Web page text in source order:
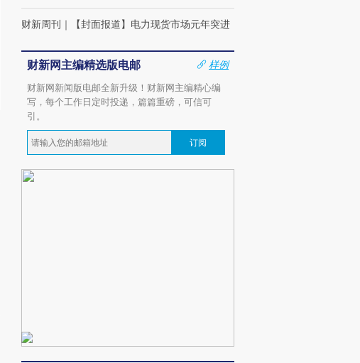
财新周刊 ｜ 【封面报道】电力现货市场元年突进
财新网主编精选版电邮
样例
财新网新闻版电邮全新升级！财新网主编精心编
写，每个工作日定时投递，篇篇重磅，可信可
引。
订阅